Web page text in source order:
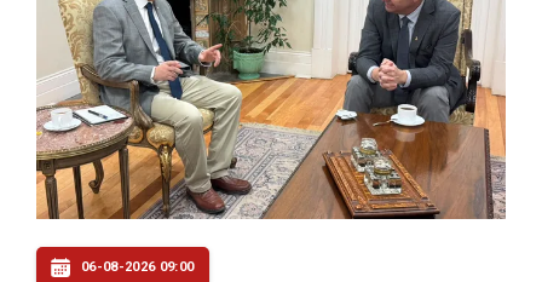
06-08-2026 09:00